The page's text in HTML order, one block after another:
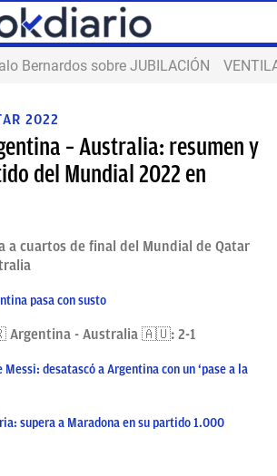
Bernardos sobre JUBILACIÓN
2022
– Australia: resumen y
del Mundial 2022 en
a cuartos de final del Mundial de Qatar
pasa con susto
Argentina - Australia 🇦🇺: 2-1
Messi: desatascó a Argentina con un ‘pase a la
supera a Maradona en su partido 1.000